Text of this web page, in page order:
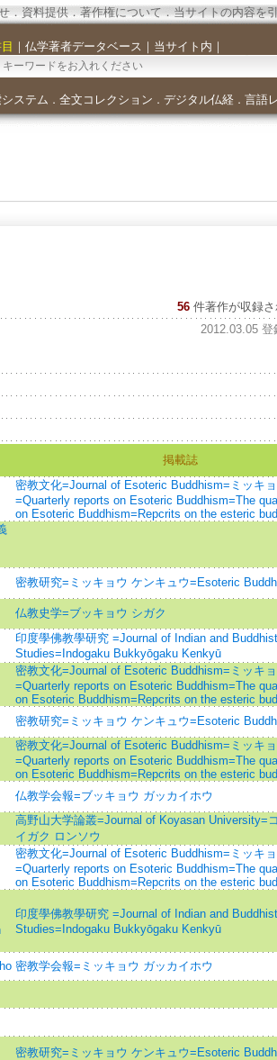
． 資料提供．著作権について．当サイトの内容を
｜ 仏学著者データベース ｜ 当サイト内 ｜
ステム ． 全文コレクション ． デジタル仏経． 言語
56 件著作が収録さ
2012.03.05
掲載誌
密教文化=Journal of Esoteric Buddhism=ミッキ
=Quarterly reports on Esoteric Buddhism=The
on Esoteric Buddhism=Repcrits on the esteric
密教研究=ミッキョウ ケンキュウ=Esoteric
仏教史学=ブッキョウ シガク
印度學佛教學研究 =Journal of Indian and Buddhist
Studies=Indogaku Bukkyōgaku Kenkyū
密教文化=Journal of Esoteric Buddhism=ミッキ
=Quarterly reports on Esoteric Buddhism=The
on Esoteric Buddhism=Repcrits on the esteric
密教研究=ミッキョウ ケンキュウ=Esoteric
密教文化=Journal of Esoteric Buddhism=ミッキ
=Quarterly reports on Esoteric Buddhism=The
on Esoteric Buddhism=Repcrits on the esteric
仏教学会報=ブッキョウ ガッカイホウ
高野山大学論叢=Journal of Koyasan University=
イガク ロンソウ
密教文化=Journal of Esoteric Buddhism=ミッキ
=Quarterly reports on Esoteric Buddhism=The
on Esoteric Buddhism=Repcrits on the esteric
印度學佛教學研究 =Journal of Indian and Buddhist
Studies=Indogaku Bukkyōgaku Kenkyū
密教学会報=ミッキョウ ガッカイホウ
密教研究=ミッキョウ ケンキュウ=Esoteric